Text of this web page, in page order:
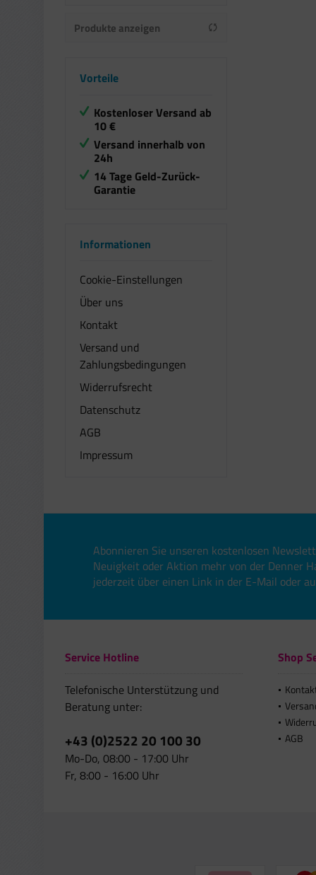
Produkte anzeigen
Vorteile
Kostenloser Versand ab
10 €
Versand innerhalb von
24h
14 Tage Geld-Zurück-
Garantie
Informationen
Cookie-Einstellungen
Über uns
Kontakt
Versand und
Zahlungsbedingungen
Widerrufsrecht
Datenschutz
AGB
Impressum
Abonnieren Sie unseren kostenlosen
Neuigkeit oder Aktion mehr von der Denner
jederzeit über einen Link in der E-Mail oder
Service Hotline
Telefonische Unterstützung und
Beratung unter:
+43 (0)2522 20 100 30
Mo-Do, 08:00 - 17:00 Uhr
Fr, 8:00 - 16:00 Uhr
Shop
AGB